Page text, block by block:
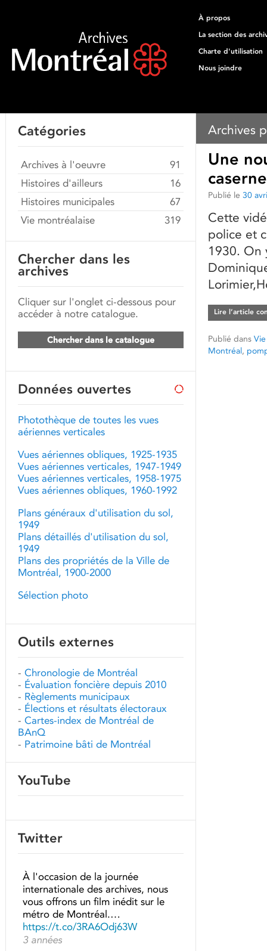
À propos
La section des
Charte d'utilisation
Nous joindre
Archives
Une
Publié le 30
Cette
police et
1930. On
Lire l’article
Publié dans
Montréal,
Catégories
Archives à l'oeuvre
91
Histoires d'ailleurs
16
Histoires municipales
67
Vie montréalaise
319
Chercher dans les
archives
Cliquer sur l'onglet ci-dessous pour
accéder à notre catalogue.
Chercher dans le catalogue
Données ouvertes
Photothèque de toutes les vues
aériennes verticales
Vues aériennes obliques, 1925-1935
Vues aériennes verticales, 1947-1949
Vues aériennes verticales, 1958-1975
Vues aériennes obliques, 1960-1992
Plans généraux d'utilisation du sol,
1949
Plans détaillés d'utilisation du sol,
1949
Plans des propriétés de la Ville de
Montréal, 1900-2000
Sélection photo
Outils externes
- Chronologie de Montréal
- Évaluation foncière depuis 2010
- Règlements municipaux
- Élections et résultats électoraux
- Cartes-index de Montréal de
BAnQ
- Patrimoine bâti de Montréal
YouTube
Twitter
À l'occasion de la journée
internationale des archives, nous
vous offrons un film inédit sur le
métro de Montréal.…
https://t.co/3RA6Odj63W
3 années